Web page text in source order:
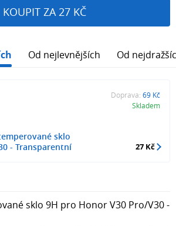
KOUPIT ZA 27 KČ
Od nejlevnějších Od
sklo
- Transparentní
Doprava: 69 Kč
Skladem
27 Kč
sklo 9H pro Honor V30 Pro/V30 -